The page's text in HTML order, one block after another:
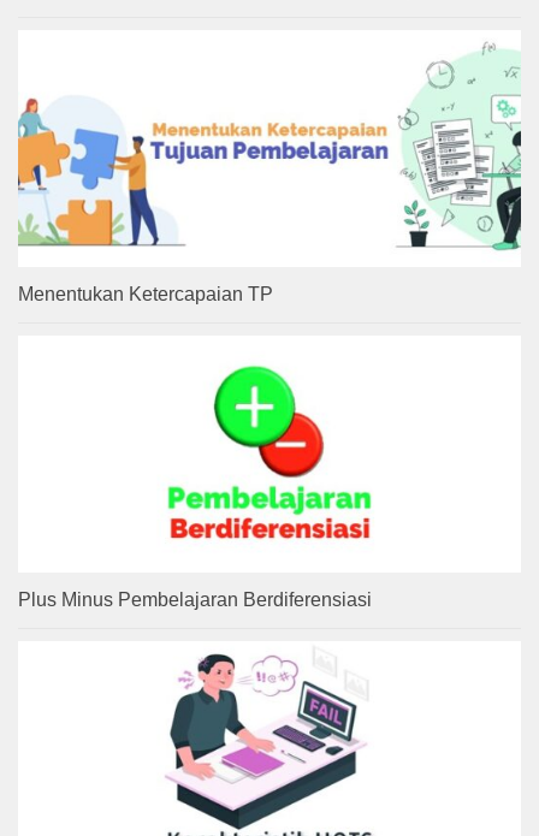
Menentukan Ketercapaian TP
Plus Minus Pembelajaran Berdiferensiasi